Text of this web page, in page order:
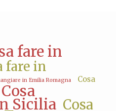
fare in
fare in
in Emilia Romagna
Cosa
Cosa
Sicilia Cosa